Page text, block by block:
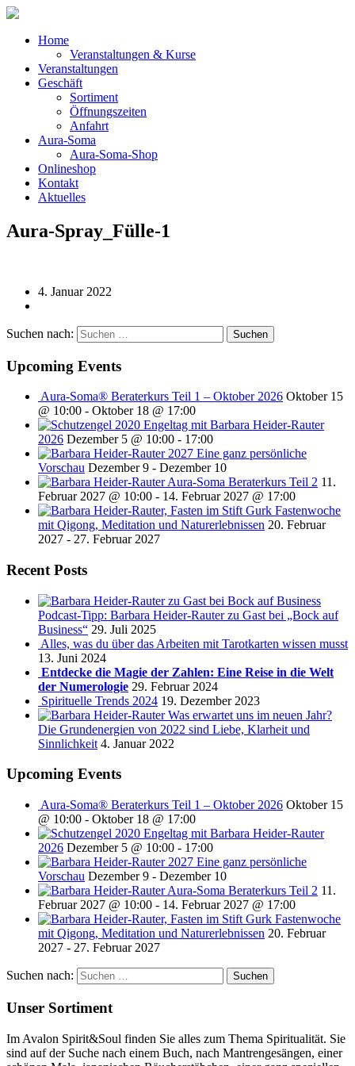
Home
Veranstaltungen & Kurse
Veranstaltungen
Geschäft
Sortiment
Öffnungszeiten
Anfahrt
Aura-Soma
Aura-Soma-Shop
Onlineshop
Kontakt
Aktuelles
Aura-Spray_Fülle-1
4. Januar 2022
Suchen nach:
Upcoming Events
Aura-Soma® Beraterkurs Teil 1 – Oktober 2026 Oktober 15
@ 10:00 - Oktober 18 @ 17:00
Engeltag mit Barbara Heider-Rauter
2026 Dezember 5 @ 10:00 - 17:00
2027 Eine ganz persönliche
Vorschau Dezember 9 - Dezember 10
Aura-Soma Beraterkurs Teil 2 11.
Februar 2027 @ 10:00 - 14. Februar 2027 @ 17:00
Fastenwoche
mit Qigong, Meditation und Naturerlebnissen 20. Februar
2027 - 27. Februar 2027
Recent Posts
Podcast-Tipp: Barbara Heider-Rauter zu Gast bei „Bock auf
Business“ 29. Juli 2025
Alles, was du über das Arbeiten mit Tarotkarten wissen musst
13. Juni 2024
Entdecke die Magie der Zahlen: Eine Reise in die Welt
der Numerologie 29. Februar 2024
Spirituelle Trends 2024 19. Dezember 2023
Was erwartet uns im neuen Jahr?
Die Grundenergien von 2022 sind Liebe, Klarheit und
Sinnlichkeit 4. Januar 2022
Upcoming Events
Aura-Soma® Beraterkurs Teil 1 – Oktober 2026 Oktober 15
@ 10:00 - Oktober 18 @ 17:00
Engeltag mit Barbara Heider-Rauter
2026 Dezember 5 @ 10:00 - 17:00
2027 Eine ganz persönliche
Vorschau Dezember 9 - Dezember 10
Aura-Soma Beraterkurs Teil 2 11.
Februar 2027 @ 10:00 - 14. Februar 2027 @ 17:00
Fastenwoche
mit Qigong, Meditation und Naturerlebnissen 20. Februar
2027 - 27. Februar 2027
Suchen nach:
Unser Sortiment
Im Avalon Spirit&Soul finden Sie alles zum Thema Spiritualität. Sie
sind auf der Suche nach einem Buch, nach Mantrengesängen, einer